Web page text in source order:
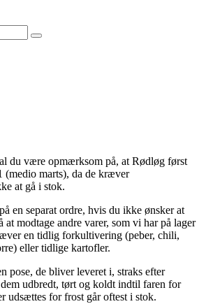
du være opmærksom på, at Rødløg først
(medio marts), da de kræver
at gå i stok.
en separat ordre, hvis du ikke ønsker at
at modtage andre varer, som vi har på lager
en tidlig forkultivering (peber, chili,
eller tidlige kartofler.
pose, de bliver leveret i, straks efter
udbredt, tørt og koldt indtil faren for
udsættes for frost går oftest i stok.